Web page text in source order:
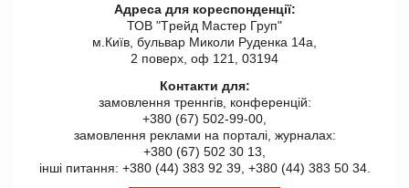
Адреса для кореспонденції:
ТОВ "Tрейд Мастер Груп"
м.Київ, бульвар Миколи Руденка 14а,
2 поверх, оф 121, 03194
Контакти для:
замовлення треннгів, конференцій:
+380 (67) 502-99-00,
замовлення реклами на порталі, журналах:
+380 (67) 502 30 13,
інші питання: +380 (44) 383 92 39, +380 (44) 383 50 34.